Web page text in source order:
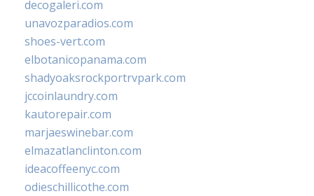
decogaleri.com
unavozparadios.com
shoes-vert.com
elbotanicopanama.com
shadyoaksrockportrvpark.com
jccoinlaundry.com
kautorepair.com
marjaeswinebar.com
elmazatlanclinton.com
ideacoffeenyc.com
odieschillicothe.com